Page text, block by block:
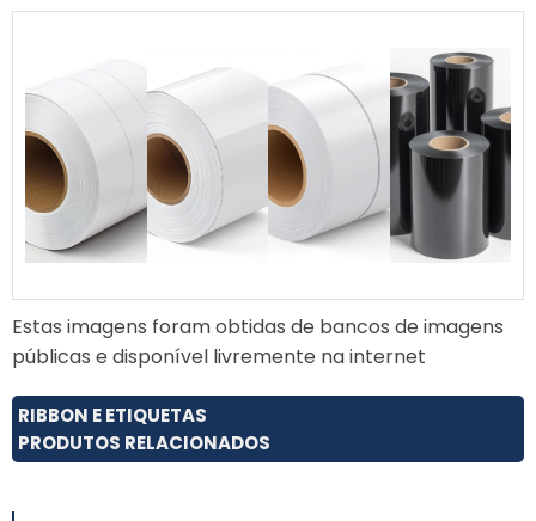
Estas imagens foram obtidas de bancos de imagens
públicas e disponível livremente na internet
RIBBON E ETIQUETAS
PRODUTOS RELACIONADOS